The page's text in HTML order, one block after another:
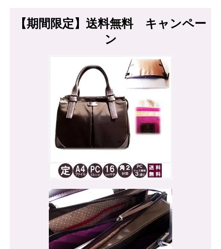
【期間限定】送料無料 キャンペー
ン